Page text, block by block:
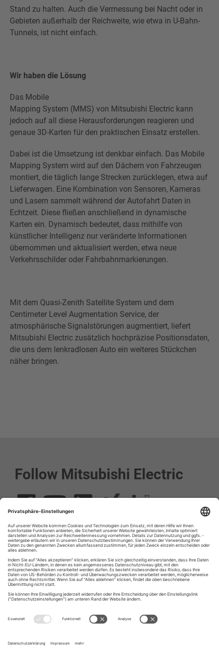
Stand zu halten. Auch die Vermessung bei Nacht oder in
Gebieten außerhalb der Reichweite, wie etwa in U-Bahn-
Tunnels, ist nicht einfach.
Wir haben die Lösung
Das Mobile
Mapping System (MMS) von Mitsubishi Electric kann
jedoch auf all diese Herausforderungen reagieren und
genaue 3D-Karten für den praktischen Einsatz erstellen.
Dabei ist die Umsetzung ist denkbar einfach. Das Mobile
Mapping System wird auf den Dächern von Fahrzeugen
montiert, die täglich lange Strecken zurücklegen, etwa auf
Lieferwagen. Eine Kombination von Sensoren, Kameras
und Lasern sammelt während der Autofahrt Daten in
Echtzeit. Diese fließen anschließend in dynamische
Karten ein. Dynamisch bedeutet, dass mithilfe von
künstlicher Intelligenz nur veränderte Informationen
übernommen und aktualisiert werden, etwa neue
Verkehrsschilder oder Fahrbahnmarkierungen.
Mit dem Quasi-Zenith Satellite System und dem
Centimeter Level Augmentation Service, der
atmosphärische Signalstörungen augmentiert, liefert
Mitsubishi Electric zusätzlich hochpräzise Positionsdaten,
die uns dem lenkradlosen Auto ein weiteres Stückchen
näher bringen.
Follow Mitsubishi Electric
Social media approved accounts
© 2026 Mitsubishi Electric Europe B.V.
Impressum
Datenschutz